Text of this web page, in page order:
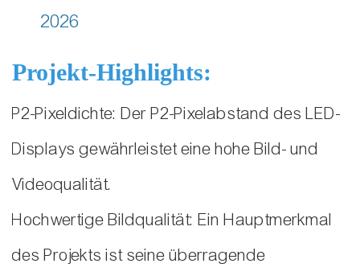
2026
Projekt-Highlights:
P2-Pixeldichte: Der P2-Pixelabstand des LED-
Displays gewährleistet eine hohe Bild- und
Videoqualität.
Hochwertige Bildqualität: Ein Hauptmerkmal
des Projekts ist seine überragende